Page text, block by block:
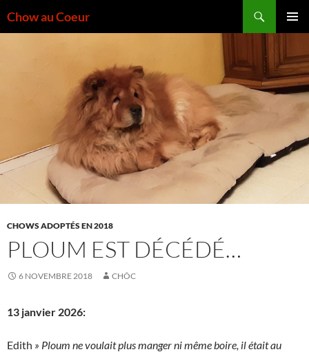
auChow au Coeur
CHOWS ADOPTÉS EN 2018
PLOUM EST DÉCÉDÉ…
6 NOVEMBRE 2018 CHÔC
13 janvier 2026:
Edith » Ploum ne voulait plus manger ni même boire, il était au